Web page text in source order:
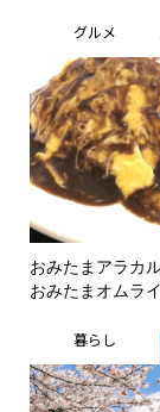
グルメ
おみたまアラカ
おみたまオムラ
暮らし